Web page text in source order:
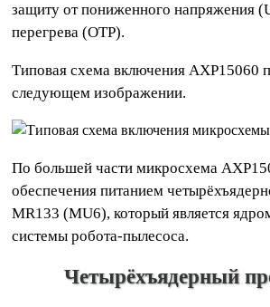
защиту от пониженного напряжения
перегрева (OTP).
Типовая схема включения AXP15060
следующем изображении.
По большей части микросхема
обеспечения питанием
MR133 (MU6), который является
системы робота-пылесоса.
Четырёхъядерный